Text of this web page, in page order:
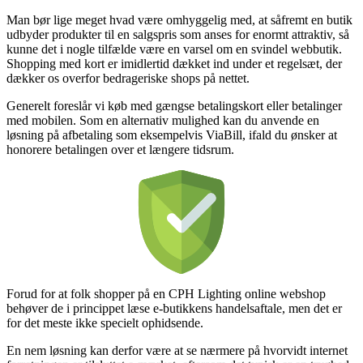
Man bør lige meget hvad være omhyggelig med, at såfremt en butik
udbyder produkter til en salgspris som anses for enormt attraktiv, så
kunne det i nogle tilfælde være en varsel om en svindel webbutik.
Shopping med kort er imidlertid dækket ind under et regelsæt, der
dækker os overfor bedrageriske shops på nettet.
Generelt foreslår vi køb med gængse betalingskort eller betalinger
med mobilen. Som en alternativ mulighed kan du anvende en
løsning på afbetaling som eksempelvis ViaBill, ifald du ønsker at
honorere betalingen over et længere tidsrum.
Forud for at folk shopper på en CPH Lighting online webshop
behøver de i princippet læse e-butikkens handelsaftale, men det er
for det meste ikke specielt ophidsende.
En nem løsning kan derfor være at se nærmere på hvorvidt internet